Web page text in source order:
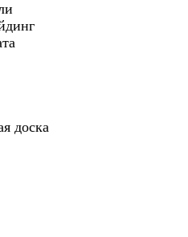
доска